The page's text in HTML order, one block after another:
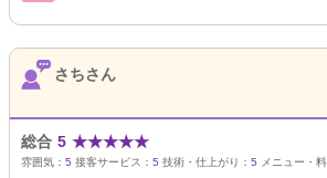
さちさん
総合 5 ★★★★★
雰囲気： 5 接客サービス： 5 技術・仕上がり： 5 メニュー・料